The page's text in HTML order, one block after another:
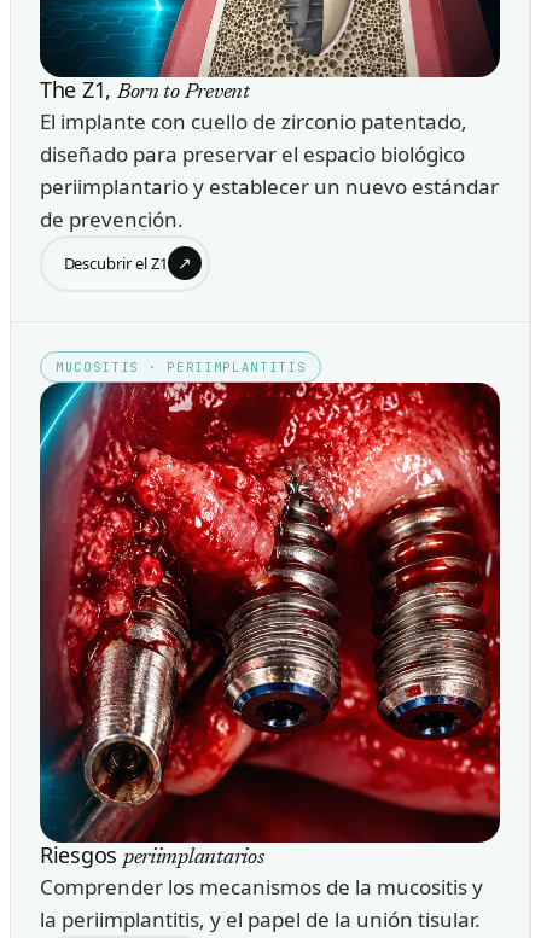
The Z1, Born to Prevent
El implante con cuello de zirconio patentado,
diseñado para preservar el espacio biológico
periimplantario y establecer un nuevo estándar
de prevención.
Descubrir el Z1 ↗
MUCOSITIS · PERIIMPLANTITIS
Riesgos periimplantarios
Comprender los mecanismos de la mucositis y
la periimplantitis, y el papel de la unión tisular.